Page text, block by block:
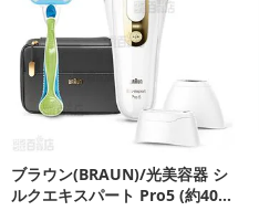
ブラウン(BRAUN)/光美容器 シ
ルクエキスパート Pro5 (約40万